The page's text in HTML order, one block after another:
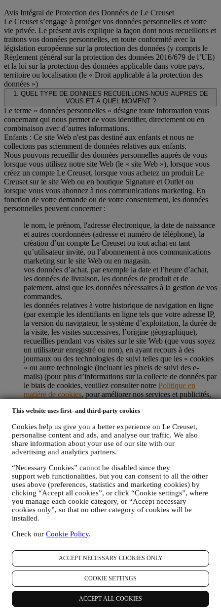
This website uses first- and third-party cookies
Cookies help us give you a better experience on Le Creuset,
personalise content and ads, and analyse our traffic. We also
share information about your use of our site with our
advertising and analytics partners.
“Necessary Cookies” cannot be disabled since they
support web functionalities, but you can consent to all the other
uses above (preferences, statistics and marketing cookies) by
clicking “Accept all cookies”, or click “Cookie settings”, where
you manage each cookie category, or “Accept necessary
cookies only”, so that no other category of cookies will be
installed.
Check our Cookie Policy.
ACCEPT NECESSARY COOKIES ONLY
COOKIE SETTINGS
ACCEPT ALL COOKIES
Avis Intégral de Protection des Données de Le Creuset
Le Creuset s’engage à protéger vos données personnelles et votre
vie privée. Le présent avis explique la façon dont nous recueillons et
traitons vos données personnelles, en toute conformité avec la
législation européenne sur la protection des données (y compris le
Règlement général sur la protection des données 2016/679 de l’UE)
et la loi sur la protection des données applicable dans votre pays,
territoire ou localisation (le « Droit applicable à la protection des
données »)
1. QUEL TYPE DE DONNEES RECUEILLONS-NOUS AUPRES DE
VOUS ET A QUEL MOMENT ?
Le terme « données personnelles » désigne toute information vous
concernant qui nous permet de vous identifier, directement ou en
combinaison avec d’autres informations.
Enfants : Ce site Web n'est pas destiné aux enfants et nous ne
collectons pas sciemment de données relatives aux enfants.
Nous pouvons recueillir des données personnelles auprès de vous
lorsque vous utilisez notre site Web (le « site Web »), lorsque vous
créez un compte Le Creuset, lorsque vous achetez un produit Le
Creuset sur le site Web ou en boutique Signature et Outlet ou
lorsque vous vous abonnez à nos communications marketing. En
fonction de votre demande ou de votre consentement, les données
personnelles peuvent concerner :
le nom, le prénom, l'adresse électronique, la date de naissance
et autres coordonnées (adresse et numéro de téléphone), la
création d’un compte Le Creuset ou tout achat en tant
qu’utilisateur invité, ou l’abonnement à nos communications
marketing sur le site Web ou en magasin.
vos données d’achat, par exemple la date et l’heure d’achat,
les données de livraison, les données de produit et de
paiement, ainsi que les données nécessaires à la gestion de vos
commandes.
les données relatives à votre historique de navigation en ligne
(par exemple les identifiants en ligne tels que votre adresse IP,
la version du navigateur, le système d’exploitation, la durée de
la visite, les visites successives, l’origine géographique),
recueillies pendant vos visites sur le site Web (que vous soyez
un utilisateur enregistré ou non), en ayant recours à des
journaux ou des technologies de suivi telles que les « cookies
» ou autre technologie (incluant les pixels de suivi des e-
mails) (pour plus d’informations sur la collecte de données par
le biais de cookies, veuillez consulter notre Politique en
matière de cookies, pour améliorer nos services et publicités,
nous ne serons pas en mesure de vous identifier à partir de ces
vos commentaires, demandes, plaintes, questions ou
interactions avec nous (par exemple, vos messages,
discussions en ligne, messages sur les réseaux sociaux,
courriers électroniques ou appels téléphoniques).
Les données personnelles recueillies auprès de vous lorsque vous
utilisez le site Web ou que vous fournissez des informations
permettant de vous identifier sont ainsi protégées et vous disposez
des droits en matière de protection des données exposés au
paragraphe 8 ci-dessous.
2. QUI RECUEILLE VOS DONNEES PERSONNELLES ?
électronique offerts par l'intermédiaire du site Web est Le Creuset
Fresnoy-Le-Grand, France. Si vous acceptez de recevoir des
communications commerciales de notre part, vous ferez partie de la
base de données des consommateurs du groupe Le Creuset. Celle-ci
est gérée, conjointement par Le Creuset France et Le Creuset Group
AG, dont le siège social est situé à Neuhofstrasse 4, 6340 Baar, en
Suisse. Son représentant désigné dans l'UE est Le Creuset SL,
numéro de TVA B62153630, dont les bureaux sont situés Paseo de